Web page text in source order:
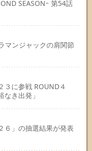
SEASONｰ 第54話
マンジャックの肩関節
３に参戦 ROUND４
なき出発」
６」の抽選結果が発表